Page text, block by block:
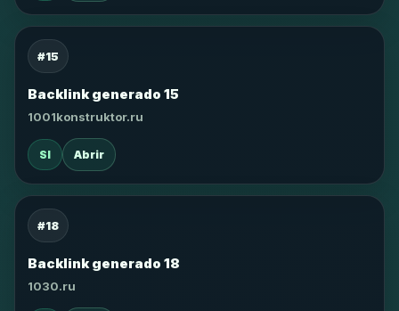
#15
Backlink generado 15
1001konstruktor.ru
SI Abrir
#18
Backlink generado 18
1030.ru